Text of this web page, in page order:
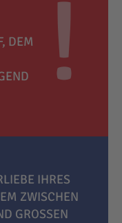
DEM
IHRES
ZWISCHEN
GROSSEN P